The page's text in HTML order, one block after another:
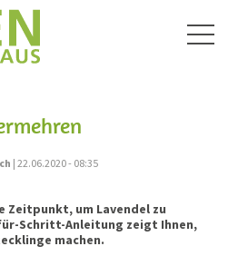
| 22.06.2020 - 08:35
Zeitpunkt, um Lavendel zu
Schritt-Anleitung zeigt Ihnen,
machen.